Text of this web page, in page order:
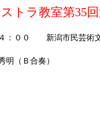
トラ教室第35
：００ 新潟市民芸術
明（Ｂ合奏）